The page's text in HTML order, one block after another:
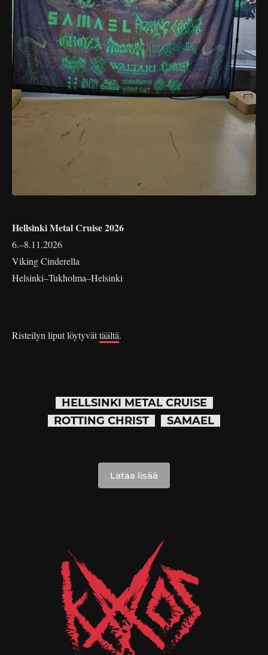
Hellsinki Metal Cruise 2026
6.–8.11.2026
Viking Cinderella
Helsinki–Tukholma–Helsinki
Risteilyn liput löytyvättäältä.
HELLSINKI METAL CRUISE
ROTTING CHRIST
SAMAEL
Lataa lisää